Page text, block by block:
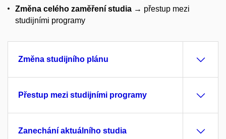
Změna celého zaměření studia → přestup mezi
studijními programy
Změna studijního plánu
Přestup mezi studijními programy
Zanechání aktuálního studia